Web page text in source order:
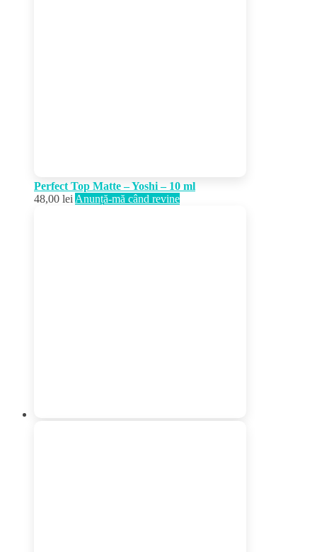
Perfect Top Matte – Yoshi – 10 ml
48,00 lei Anunță-mă când revine